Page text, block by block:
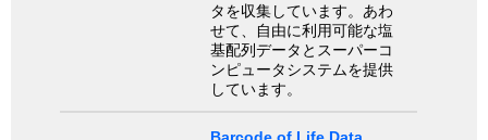
タを収集しています。あわ
せて、自由に利用可能な塩
基配列データとスーパーコ
ンピュータシステムを提供
しています。